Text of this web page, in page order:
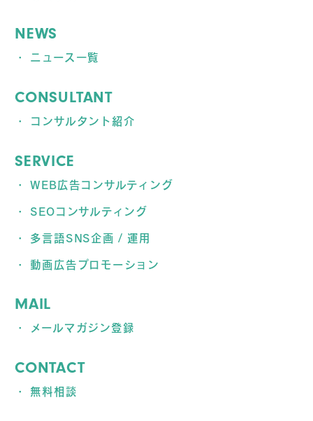
NEWS
ニュース一覧
CONSULTANT
コンサルタント紹介
SERVICE
WEB広告コンサルティング
SEOコンサルティング
多言語SNS企画 / 運用
動画広告プロモーション
MAIL
メールマガジン登録
CONTACT
無料相談